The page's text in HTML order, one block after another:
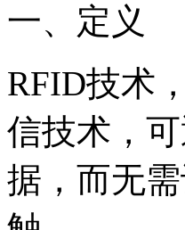
一、定义
RFID技术
信技术，
据，而无